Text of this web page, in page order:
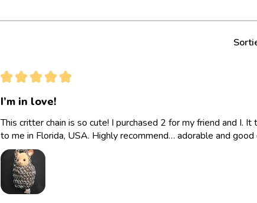
★ ★ ★ ★ ★
I’m in love!
This critter chain is so cute! I purchased 2 for my friend and I.
to me in Florida, USA. Highly recommend… adorable and good